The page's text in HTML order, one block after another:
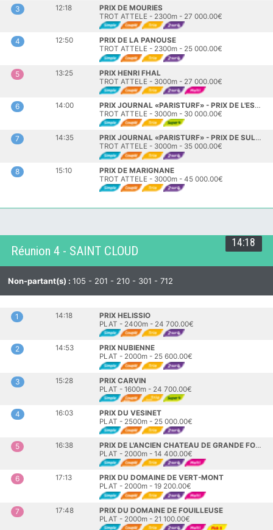
3 12:18
PRIX DE MOURIES
TROT ATTELE - 2300m - 27 000.00€
4 12:50
PRIX DE LA PANOUSE
TROT ATTELE - 2300m - 25 000.00€
5 13:25
PRIX HENRI FHAL
TROT ATTELE - 3000m - 27 000.00€
6 14:00
PRIX JOURNAL «PARISTURF» - PRIX DE L'ESTAQUE
TROT ATTELE - 3000m - 30 000.00€
7 14:35
PRIX JOURNAL «PARISTURF» - PRIX DE SULEAUZE
TROT ATTELE - 3000m - 35 000.00€
8 15:10
PRIX DE MARIGNANE
TROT ATTELE - 3000m - 45 000.00€
14:18
Réunion 4 - SAINT CLOUD
Non-partant(s) : 105 - 201 - 210 - 301 - 712
1 14:18
PRIX HELISSIO
PLAT - 2400m - 24 700.00€
2 14:53
PRIX NUBIENNE
PLAT - 2000m - 25 600.00€
3 15:28
PRIX CARVIN
PLAT - 1600m - 24 700.00€
4 16:03
PRIX DU VESINET
PLAT - 2500m - 25 000.00€
5 16:38
PRIX DE L'ANCIEN CHATEAU DE GRANDE FOUILLEUSE
PLAT - 2000m - 14 400.00€
6 17:13
PRIX DU DOMAINE DE VERT-MONT
PLAT - 2000m - 19 200.00€
7 17:48
PRIX DU DOMAINE DE FOUILLEUSE
PLAT - 2000m - 21 100.00€